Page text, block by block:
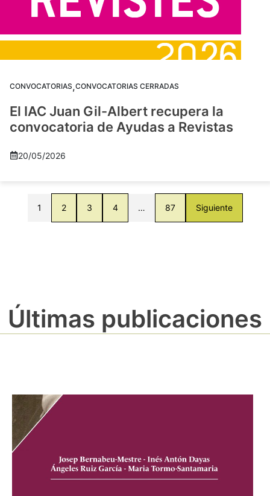
CONVOCATORIAS,CONVOCATORIAS CERRADAS
El IAC Juan Gil-Albert recupera la
convocatoria de Ayudas a Revistas
20/05/2026
1 2 3 4 … 87 Siguiente
Últimas publicaciones